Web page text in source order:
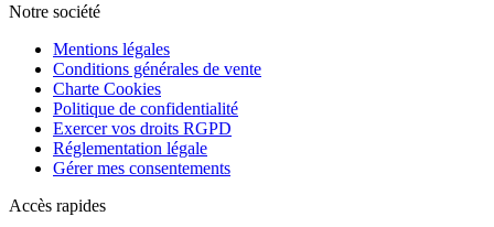
Notre société
Mentions légales
Conditions générales de vente
Charte Cookies
Politique de confidentialité
Exercer vos droits RGPD
Réglementation légale
Gérer mes consentements
Accès rapides